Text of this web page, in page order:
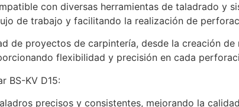
con diversas herramientas de taladrado y
de trabajo y facilitando la realización de
de proyectos de carpintería, desde la creación de
flexibilidad y precisión en cada
BS-KV D15:
precisos y consistentes, mejorando la